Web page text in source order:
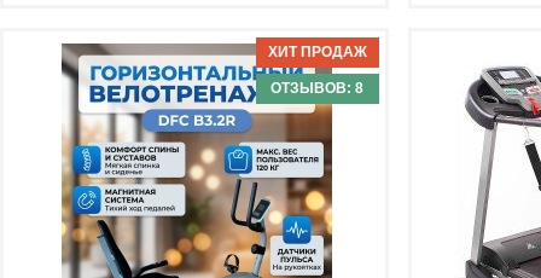
Доставка:БЕСПЛАТНО, 2-3 дня
Доставка:
ОТЗЫВОВ: 8